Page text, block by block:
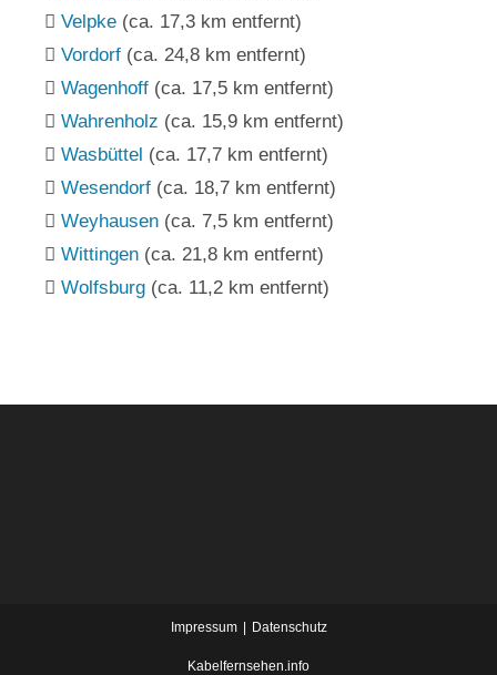
Velpke (ca. 17,3 km entfernt)
Vordorf (ca. 24,8 km entfernt)
Wagenhoff (ca. 17,5 km entfernt)
Wahrenholz (ca. 15,9 km entfernt)
Wasbüttel (ca. 17,7 km entfernt)
Wesendorf (ca. 18,7 km entfernt)
Weyhausen (ca. 7,5 km entfernt)
Wittingen (ca. 21,8 km entfernt)
Wolfsburg (ca. 11,2 km entfernt)
Impressum Datenschutz
Kabelfernsehen.info